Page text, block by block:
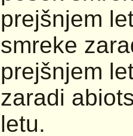
prejšnjem
smreke
prejšnjem
zaradi
letu.